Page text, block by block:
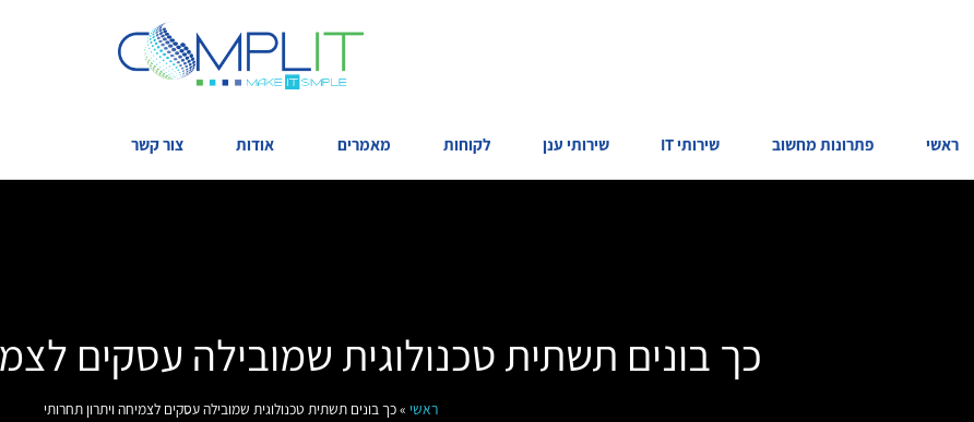
ראשי פתרונות מחשוב שירותי IT שירותי ענן לקוחות מאמרים אודות צור קשר
כך בונים תשתית טכנולוגית שמובילה עסקים
ראשי »כך בונים תשתית טכנולוגית שמובילה עסקים לצמיחה ויתרון תחרותי